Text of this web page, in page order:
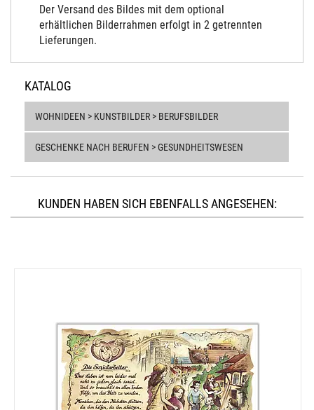
Der Versand des Bildes mit dem optional
erhältlichen Bilderrahmen erfolgt in 2 getrennten
Lieferungen.
KATALOG
WOHNIDEEN > KUNSTBILDER > BERUFSBILDER
GESCHENKE NACH BERUFEN > GESUNDHEITSWESEN
KUNDEN HABEN SICH EBENFALLS ANGESEHEN: